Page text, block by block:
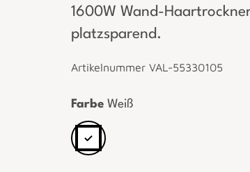
1600W Wand-
platzsparend.
Artikelnummer VAL-55330105
Farbe Weiß